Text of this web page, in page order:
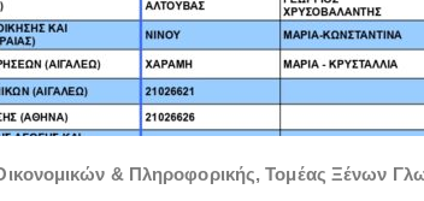
& Πληροφορικής,Τομέας Ξένων